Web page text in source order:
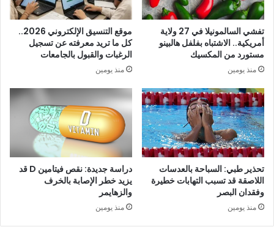
تفشي السالمونيلا في 27 ولاية
أمريكية.. الاشتباه بفلفل هالبينو
مستورد من المكسيك
منذ يومين
موقع التنسيق الإلكتروني 2026..
كل ما تريد معرفته عن تسجيل
الرغبات والقبول بالجامعات
منذ يومين
تحذير طبي: السباحة بالعدسات
اللاصقة قد تسبب التهابات خطيرة
وفقدان البصر
منذ يومين
دراسة جديدة: نقص فيتامين D قد
يزيد خطر الإصابة بالخرف
والزهايمر
منذ يومين